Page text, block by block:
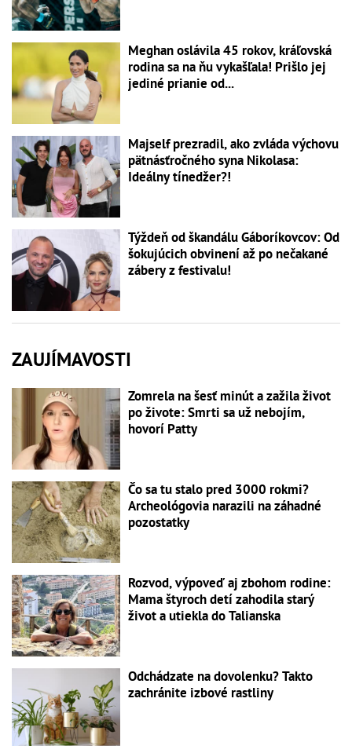
Meghan oslávila 45 rokov, kráľovská
rodina sa na ňu vykašľala! Prišlo jej
jediné prianie od...
Majself prezradil, ako zvláda výchovu
pätnásťročného syna Nikolasa:
Ideálny tínedžer?!
Týždeň od škandálu Gáboríkovcov: Od
šokujúcich obvinení až po nečakané
zábery z festivalu!
ZAUJÍMAVOSTI
Zomrela na šesť minút a zažila život
po živote: Smrti sa už nebojím,
hovorí Patty
Čo sa tu stalo pred 3000 rokmi?
Archeológovia narazili na záhadné
pozostatky
Rozvod, výpoveď aj zbohom rodine:
Mama štyroch detí zahodila starý
život a utiekla do Talianska
Odchádzate na dovolenku? Takto
zachránite izbové rastliny